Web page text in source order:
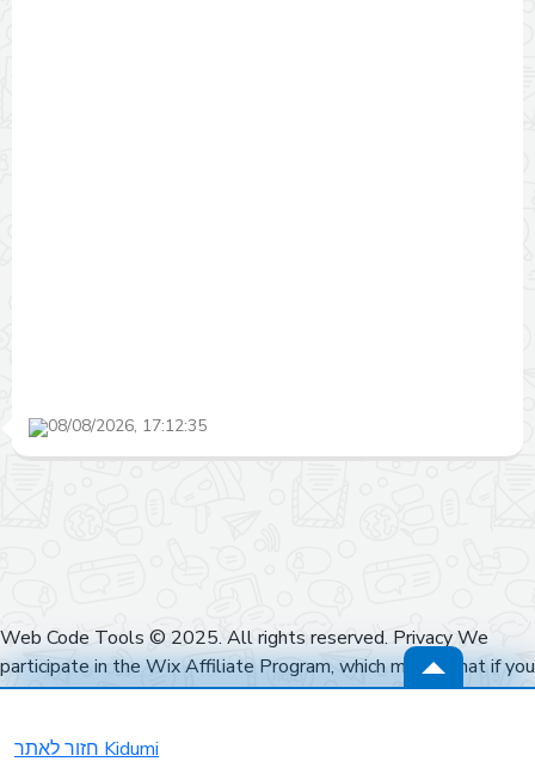
08/08/2026, 17:12:35
חזור לאתר Kidumi
Web Code Tools © 2025. All rights reserved. Privacy We
participate in the Wix Affiliate Program, which means that if you
click on a link to Wix and sign up for their services, we may earn
based on our genuine experience and expertise with their